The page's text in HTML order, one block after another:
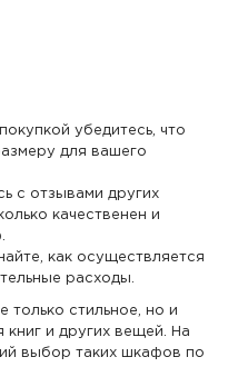
убедитесь, что
для вашего
с отзывами других
качественен и
как осуществляется
расходы.
стильное, но и
книг и других вещей. На
выбор таких шкафов по